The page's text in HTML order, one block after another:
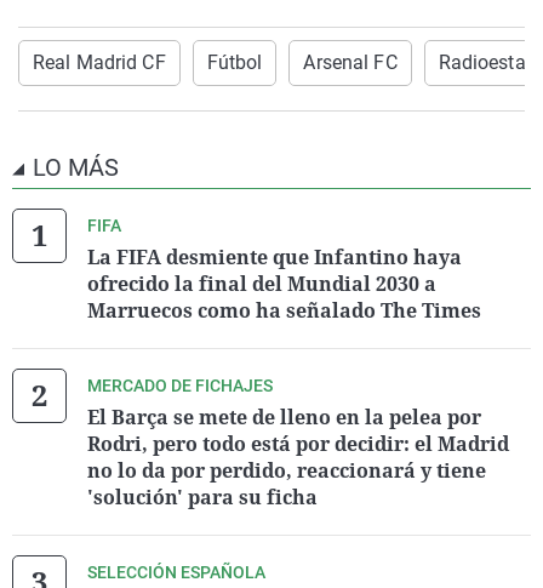
Real Madrid CF Fútbol Arsenal FC
LO MÁS
FIFA
La FIFA desmiente que Infantino haya
ofrecido la final del Mundial 2030 a
Marruecos como ha señalado The Times
MERCADO DE FICHAJES
El Barça se mete de lleno en la pelea por
Rodri, pero todo está por decidir: el Madrid
no lo da por perdido, reaccionará y tiene
'solución' para su ficha
SELECCIÓN ESPAÑOLA